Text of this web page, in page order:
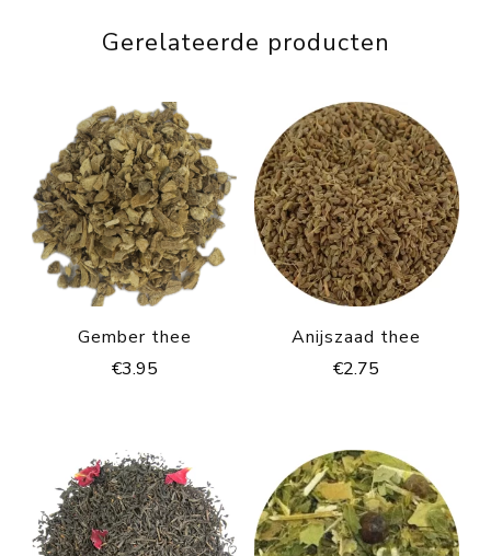
Gerelateerde producten
Gember thee
€3.95
Anijszaad thee
€2.75